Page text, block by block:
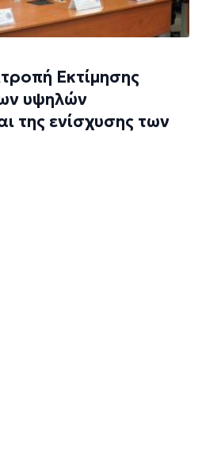
Εκτίμησης
υψηλών
της ενίσχυσης των